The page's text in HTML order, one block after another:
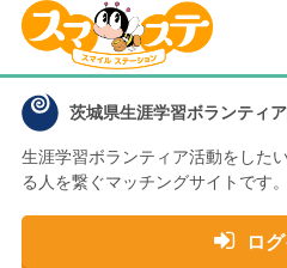
茨城県生涯学習ボランティ
生涯学習ボランティア活動をしたい
る人を繋ぐマッチングサイトです。
ロ